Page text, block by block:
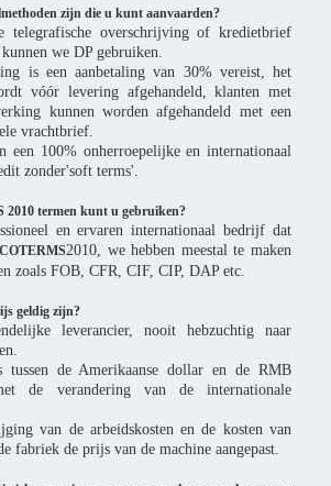
zijn die u kunt aanvaarden?
telegrafische overschrijving of kredietbrief
we DP gebruiken.
is een aanbetaling van 30% vereist, het
vóór levering afgehandeld, klanten met
kunnen worden afgehandeld met een
vrachtbrief.
een 100% onherroepelijke en internationaal
zonder'soft terms'.
termen kunt u gebruiken?
en ervaren internationaal bedrijf dat
2010, we hebben meestal te maken
zoals FOB, CFR, CIF, CIP, DAP etc.
geldig zijn?
leverancier, nooit hebzuchtig naar
tussen de Amerikaanse dollar en de RMB
de verandering van de internationale
van de arbeidskosten en de kosten van
fabriek de prijs van de machine aangepast.